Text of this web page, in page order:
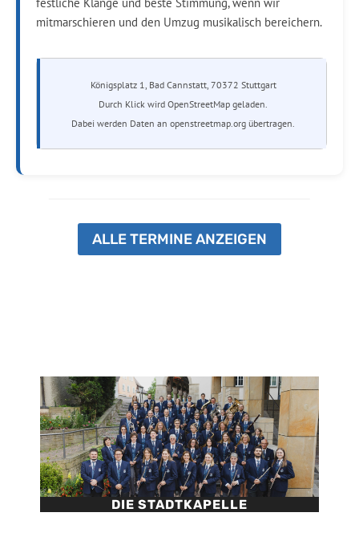
festliche Klänge und beste Stimmung, wenn wir
mitmarschieren und den Umzug musikalisch bereichern.
Königsplatz 1, Bad Cannstatt, 70372 Stuttgart
Durch Klick wird OpenStreetMap geladen.
Dabei werden Daten an openstreetmap.org übertragen.
ALLE TERMINE ANZEIGEN
DIE STADTKAPELLE